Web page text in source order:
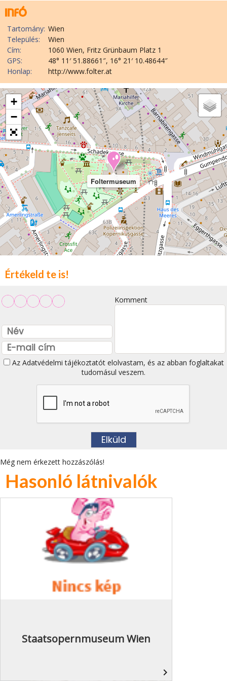
Tartomány: Wien
Település:
Wien
Cím:
1060 Wien, Fritz Grünbaum Platz 1
GPS:
48° 11′ 51.88661″, 16° 21′ 10.48644″
Honlap:
http://www.folter.at
Foltermuseum
+
−
Értékeld te is!
Komment
Az Adatvédelmi tájékoztatótelolvastam, és az abban foglaltakat
tudomásul veszem.
Még nem érkezett hozzászólás!
Hasonló látnivalók
Staatsopernmuseum Wien
navigate_next